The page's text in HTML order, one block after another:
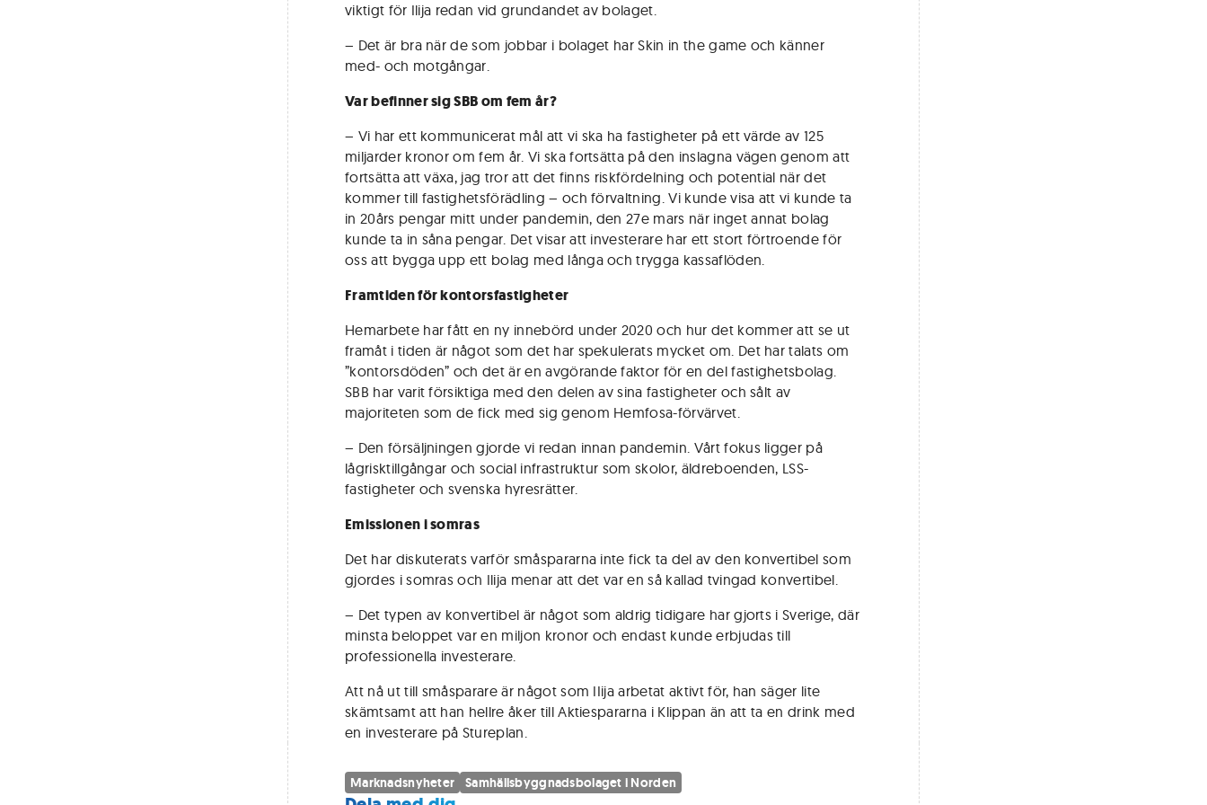
viktigt för Ilija redan vid grundandet av bolaget.
– Det är bra när de som jobbar i bolaget har Skin in the game och känner
med- och motgångar.
Var befinner sig SBB om fem år?
– Vi har ett kommunicerat mål att vi ska ha fastigheter på ett värde av 125
miljarder kronor om fem år. Vi ska fortsätta på den inslagna vägen genom att
fortsätta att växa, jag tror att det finns riskfördelning och potential när det
kommer till fastighetsförädling – och förvaltning. Vi kunde visa att vi kunde ta
in 20års pengar mitt under pandemin, den 27e mars när inget annat bolag
kunde ta in såna pengar. Det visar att investerare har ett stort förtroende för
oss att bygga upp ett bolag med långa och trygga kassaflöden.
Framtiden för kontorsfastigheter
Hemarbete har fått en ny innebörd under 2020 och hur det kommer att se ut
framåt i tiden är något som det har spekulerats mycket om. Det har talats om
”kontorsdöden” och det är en avgörande faktor för en del fastighetsbolag.
SBB har varit försiktiga med den delen av sina fastigheter och sålt av
majoriteten som de fick med sig genom Hemfosa-förvärvet.
– Den försäljningen gjorde vi redan innan pandemin. Vårt fokus ligger på
lågrisktillgångar och social infrastruktur som skolor, äldreboenden, LSS-
fastigheter och svenska hyresrätter.
Emissionen i somras
Det har diskuterats varför småspararna inte fick ta del av den konvertibel som
gjordes i somras och Ilija menar att det var en så kallad tvingad konvertibel.
– Det typen av konvertibel är något som aldrig tidigare har gjorts i Sverige, där
minsta beloppet var en miljon kronor och endast kunde erbjudas till
professionella investerare.
Att nå ut till småsparare är något som IIija arbetat aktivt för, han säger lite
skämtsamt att han hellre åker till Aktiespararna i Klippan än att ta en drink med
en investerare på Stureplan.
Marknadsnyheter Samhällsbyggnadsbolaget i Norden